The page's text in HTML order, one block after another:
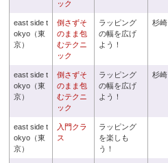
ック
east side t
okyo（東
京）
倒さずそ
のまま包
むテクニ
ック
ラッピング
の幅を広げ
よう！
杉崎
east side t
okyo（東
京）
倒さずそ
のまま包
むテクニ
ック
ラッピング
の幅を広げ
よう！
杉崎
east side t
okyo（東
京）
入門クラ
ス
ラッピング
を楽しも
う！